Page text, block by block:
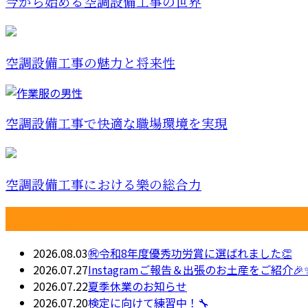
空調設備工事の魅力と将来性
空調設備工事で快適な職場環境を実現
空調設備工事における樂の総合力
2026.08.03㊗令和8年度優秀功労賞に選ばれました👏
2026.07.27Instagramご報告＆出張のお土産をご紹介
2026.07.22夏季休業のお知らせ
2026.07.20検定に向けて練習中！🔧